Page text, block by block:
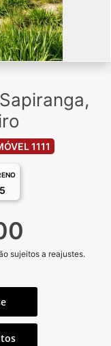
1111
sujeitos a reajustes.